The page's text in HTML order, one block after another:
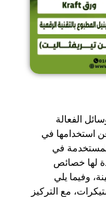
الفعالة
استخدامها في
المستخدمة في
لها خصائص
وفيما يلي
مع التركيز